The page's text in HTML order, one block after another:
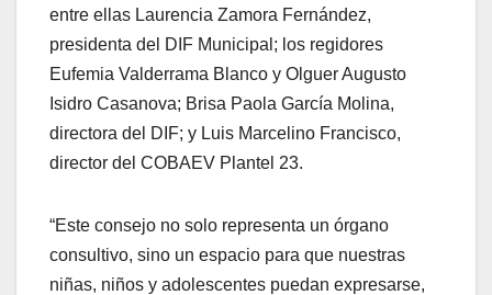
entre ellas Laurencia Zamora Fernández,
presidenta del DIF Municipal; los regidores
Eufemia Valderrama Blanco y Olguer Augusto
Isidro Casanova; Brisa Paola García Molina,
directora del DIF; y Luis Marcelino Francisco,
director del COBAEV Plantel 23.
“Este consejo no solo representa un órgano
consultivo, sino un espacio para que nuestras
niñas, niños y adolescentes puedan expresarse,